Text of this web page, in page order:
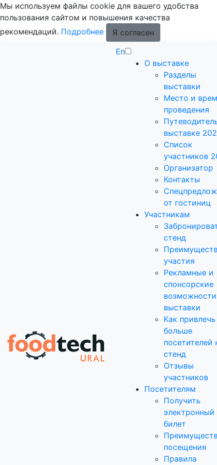
Мы используем файлы cookie для вашего удобства
пользования сайтом и повышения качества
рекомендаций. Подробнее
Я согласен
En
О выставке
Разделы
выставки
Место и
проведения
выставке
Список
участников
Организатор
Контакты
от гостиниц
Участникам
стенд
участия
Рекламные и
спонсорские
возможности
выставки
Как привлечь
больше
посетителей
стенд
Отзывы
участников
Посетителям
Получить
электронный
билет
посещения
Правила